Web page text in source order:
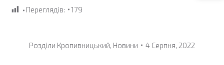
Переглядів: 179
Розділи Кропивницький, Новини 4 Серпня, 2022